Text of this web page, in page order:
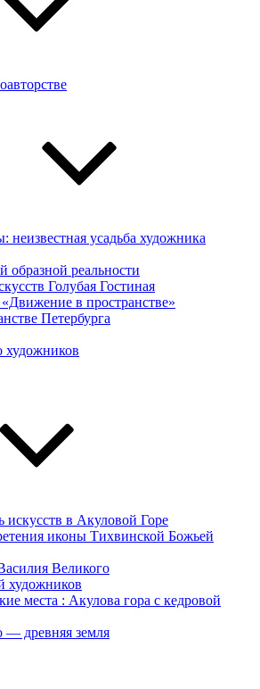
неизвестная усадьба художника
образной реальности
Голубая Гостиная
в пространстве»
Петербурга
искусств в Акуловой Горе
иконы Тихвинской Божьей
Великого
художников
места : Акулова гора с кедровой
— древняя земля